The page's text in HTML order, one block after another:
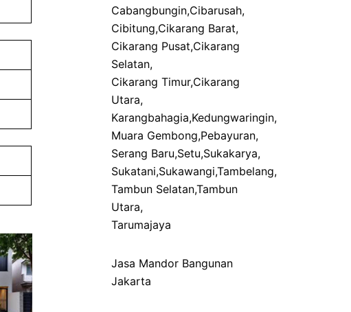
Cabangbungin,Cibarusah,
Cibitung,Cikarang Barat,
Cikarang Pusat,Cikarang
Selatan,
Cikarang Timur,Cikarang
Utara,
Karangbahagia,Kedungwaringin,
Muara Gembong,Pebayuran,
Serang Baru,Setu,Sukakarya,
Sukatani,Sukawangi,Tambelang,
Tambun Selatan,Tambun
Utara,
Tarumajaya
Jasa Mandor Bangunan
Jakarta